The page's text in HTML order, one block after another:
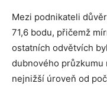
Mezi podnikateli
71,6 bodu, přičemž
ostatních odvětvích
dubnového průzkumu
nejnižší úroveň od